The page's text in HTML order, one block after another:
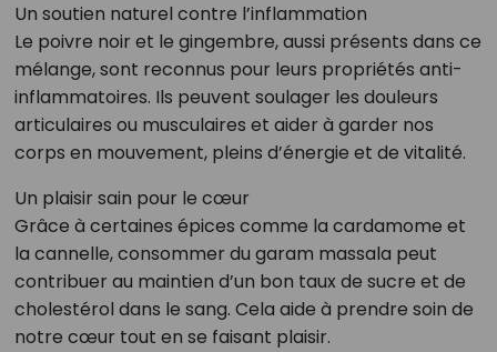
Un soutien naturel contre l’inflammation
Le poivre noir et le gingembre, aussi présents dans ce
mélange, sont reconnus pour leurs propriétés anti-
inflammatoires. Ils peuvent soulager les douleurs
articulaires ou musculaires et aider à garder nos
corps en mouvement, pleins d’énergie et de vitalité.
Un plaisir sain pour le cœur
Grâce à certaines épices comme la cardamome et
la cannelle, consommer du garam massala peut
contribuer au maintien d’un bon taux de sucre et de
cholestérol dans le sang. Cela aide à prendre soin de
notre cœur tout en se faisant plaisir.